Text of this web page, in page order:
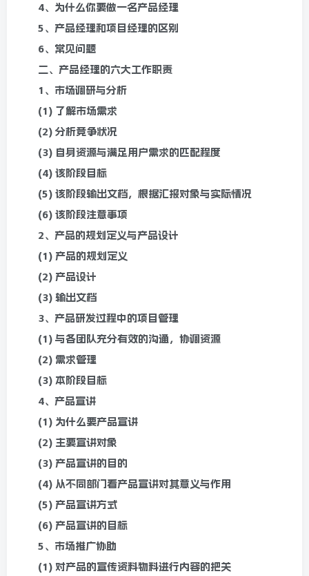
4、为什么你要做一名产品经理
5、产品经理和项目经理的区别
6、常见问题
二、产品经理的六大工作职责
1、市场调研与分析
(1) 了解市场需求
(2) 分析竞争状况
(3) 自身资源与满足用户需求的匹配程度
(4) 该阶段目标
(5) 该阶段输出文档，根据汇报对象与实际情况
(6) 该阶段注意事项
2、产品的规划定义与产品设计
(1) 产品的规划定义
(2) 产品设计
(3) 输出文档
3、产品研发过程中的项目管理
(1) 与各团队充分有效的沟通，协调资源
(2) 需求管理
(3) 本阶段目标
4、产品宣讲
(1) 为什么要产品宣讲
(2) 主要宣讲对象
(3) 产品宣讲的目的
(4) 从不同部门看产品宣讲对其意义与作用
(5) 产品宣讲方式
(6) 产品宣讲的目标
5、市场推广协助
(1) 对产品的宣传资料物料进行内容的把关